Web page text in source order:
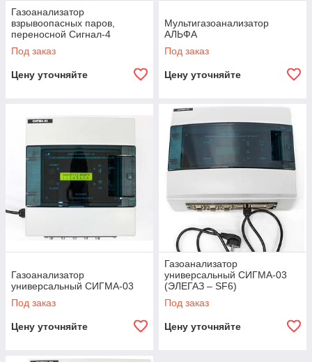
Газоанализатор
взрывоопасных паров,
переносной Сигнал-4
Под заказ
Цену уточняйте
Мультигазоанализатор
АЛЬФА
Под заказ
Цену уточняйте
Газоанализатор
универсальный СИГМА-03
Под заказ
Цену уточняйте
Газоанализатор
универсальный СИГМА-03
(ЭЛЕГАЗ – SF6)
Под заказ
Цену уточняйте